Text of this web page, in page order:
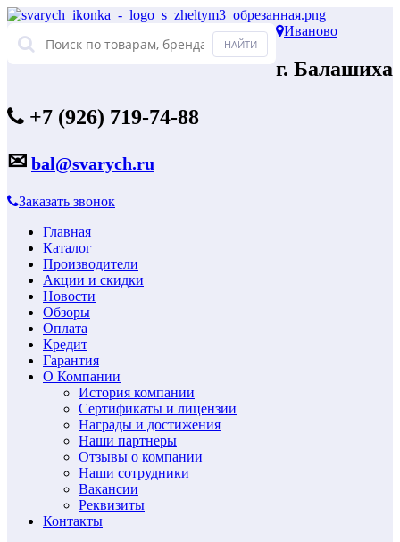
Иваново
г. Балашиха
+7 (926) 719-74-88
✉ bal@svarych.ru
Заказать звонок
Главная
Каталог
Производители
Акции и скидки
Новости
Обзоры
Оплата
Кредит
Гарантия
О Компании
История компании
Сертификаты и лицензии
Награды и достижения
Наши партнеры
Отзывы о компании
Наши сотрудники
Вакансии
Реквизиты
Контакты